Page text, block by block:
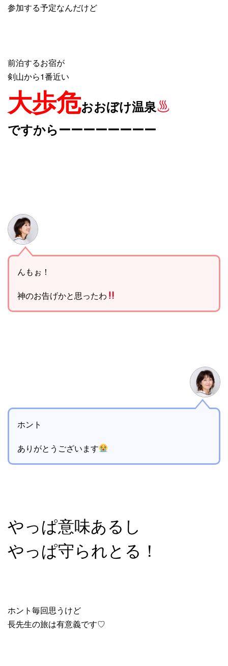
参加する予定なんだけど
前泊するお宿が
剣山から1番近い
大歩危おおぼけ温泉
ですからーーーーーーーー
んもぉ！
神のお告げかと思ったわ
ホント
ありがとうございます
やっぱ意味あるし
やっぱ守られとる！
ホント毎回思うけど
長先生の旅は有意義です♡